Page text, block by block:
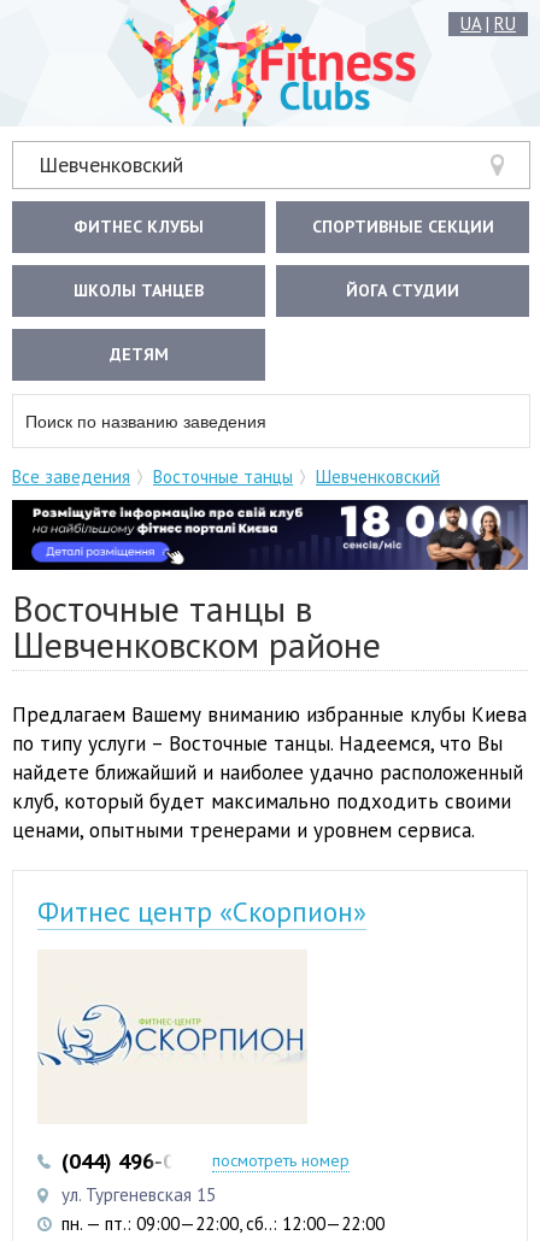
UA| RU
Шевченковский
ФИТНЕС КЛУБЫ СПОРТИВНЫЕ СЕКЦИИ
ШКОЛЫ ТАНЦЕВ ЙОГА СТУДИИ
ДЕТЯМ
Все заведения Восточные танцы Шевченковский
Восточные танцы в
Шевченковском районе
Предлагаем Вашему вниманию избранные клубы Киева
по типу услуги – Восточные танцы. Надеемся, что Вы
найдете ближайший и наиболее удачно расположенный
клуб, который будет максимально подходить своими
ценами, опытными тренерами и уровнем сервиса.
Фитнес центр «Скорпион»
(044) 496-03-51 (044) 496-03-52
посмотреть номер
ул. Тургеневская 15
пн. — пт.: 09:00—22:00, сб..: 12:00—22:00